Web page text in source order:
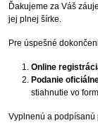
Ďakujeme za Váš
jej plnej šírke.
Pre úspešné
Online
Podanie
stiahnutie vo
Vyplnenú a podpísanú